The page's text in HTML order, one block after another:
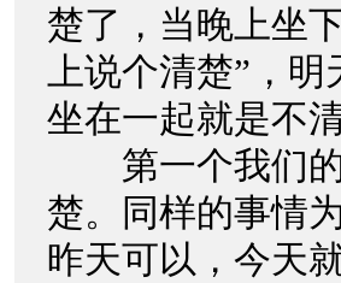
楚了，当晚上坐
上说个清楚”，
坐在一起就是不
第一个我们的
楚。同样的事情
昨天可以，今天